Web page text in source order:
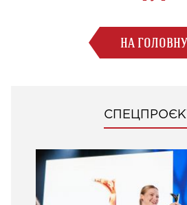
НА ГОЛОВНУ